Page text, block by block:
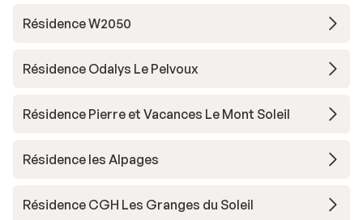
Résidence W2050
Résidence Odalys Le Pelvoux
Résidence Pierre et Vacances Le Mont Soleil
Résidence les Alpages
Résidence CGH Les Granges du Soleil